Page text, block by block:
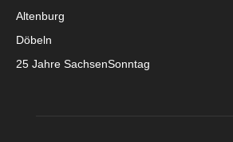
Altenburg
Döbeln
25 Jahre SachsenSonntag